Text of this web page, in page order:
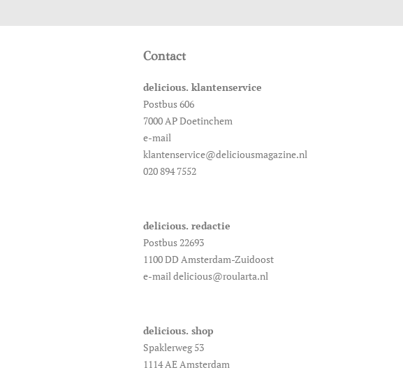
Contact
delicious. klantenservice
Postbus 606
7000 AP Doetinchem
e-mail
klantenservice@deliciousmagazine.nl
020 894 7552
delicious. redactie
Postbus 22693
1100 DD Amsterdam-Zuidoost
e-mail delicious@roularta.nl
delicious. shop
Spaklerweg 53
1114 AE Amsterdam